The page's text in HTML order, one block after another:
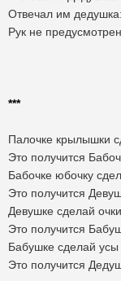
Отвечал им
Рук не
***
Палочке крылышки
Это получится
Бабочке юбочку
Это получится
Девушке сделай
Это получится
Бабушке сделай усы
Это получится